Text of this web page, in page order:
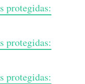
protegidas:
protegidas:
protegidas: